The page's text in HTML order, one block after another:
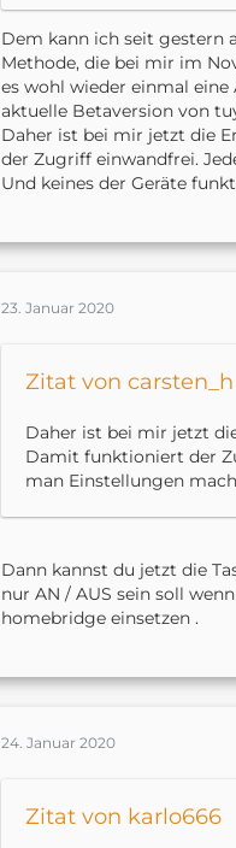
Dem kann ich seit gestern
Methode, die bei mir im
es wohl wieder einmal
aktuelle Betaversion von
Daher ist bei mir jetzt die
der Zugriff einwandfrei.
Und keines der Geräte
23. Januar 2020
Zitat von carsten_h
Daher ist bei mir jetzt
Damit funktioniert der
man Einstellungen
Dann kannst du jetzt die
nur AN / AUS sein soll
homebridge einsetzen .
24. Januar 2020
Zitat von karlo666